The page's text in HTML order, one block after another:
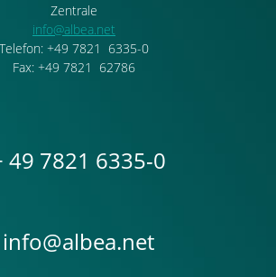
Zentrale
info@albea.net
Telefon: +49 7821 6335-0
Fax: +49 7821 62786
49 7821 6335-0
info@albea.net